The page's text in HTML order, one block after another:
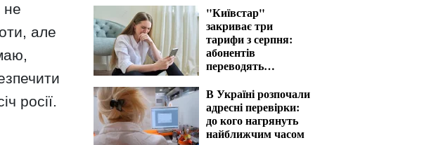
не
але
росії.
"Київстар"
закриває три
тарифи з серпня:
абонентів
переводять
В Україні розпочали
адресні перевірки:
до кого нагрянуть
найближчим часом